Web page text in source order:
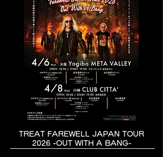
TREAT FAREWELL JAPAN TOUR
2026 -OUT WITH A BANG-